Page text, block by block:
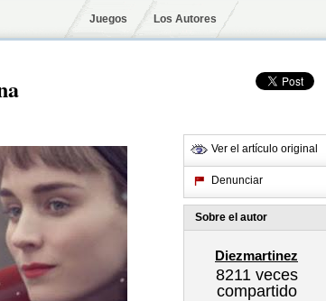
Juegos Los Autores
Ver el artículo original
Denunciar
Sobre el autor
Diezmartinez
8211veces
compartido